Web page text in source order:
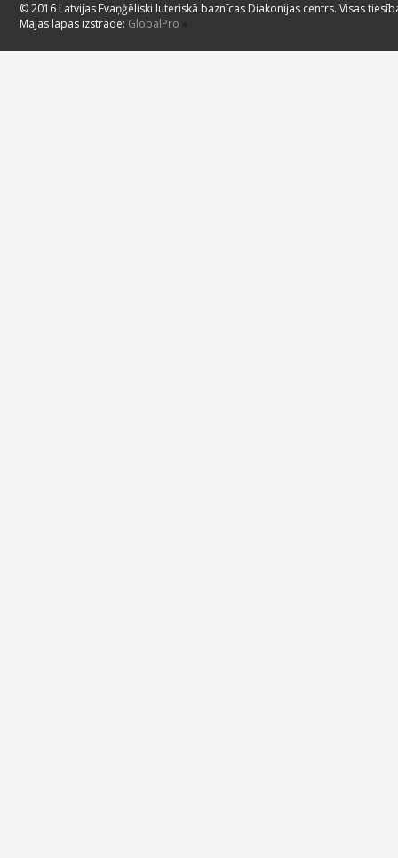
© 2016 Latvijas Evaņģēliski luteriskā baznīcas Diakonijas centrs. Visas
Mājas lapas izstrāde: GlobalPro »